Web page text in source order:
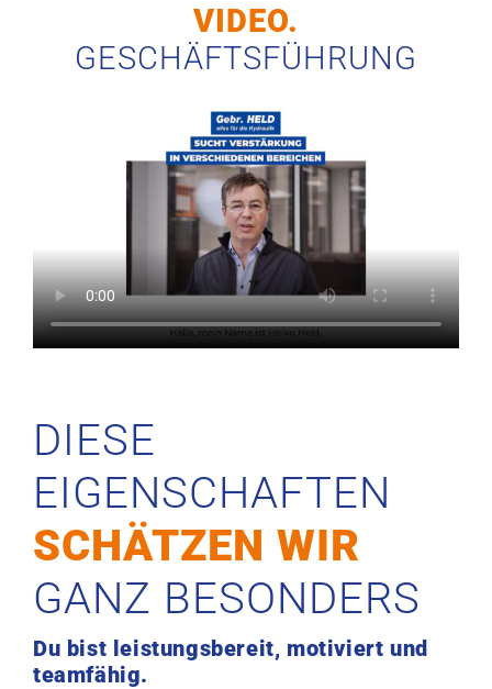
VIDEO.
GESCHÄFTSFÜHRUNG
DIESE
EIGENSCHAFTEN
SCHÄTZEN WIR
GANZ BESONDERS
Du bist leistungsbereit, motiviert und
teamfähig.